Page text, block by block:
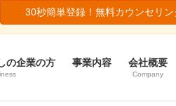
30秒簡単登録！無料カウンセリン
の企業の方 事業内容 会社概要
Company